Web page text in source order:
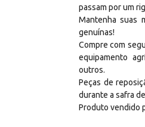
passam por um
Mantenha suas
genuínas!
Compre com
equipamento
outros.
Peças de
durante a safra
Produto vendido